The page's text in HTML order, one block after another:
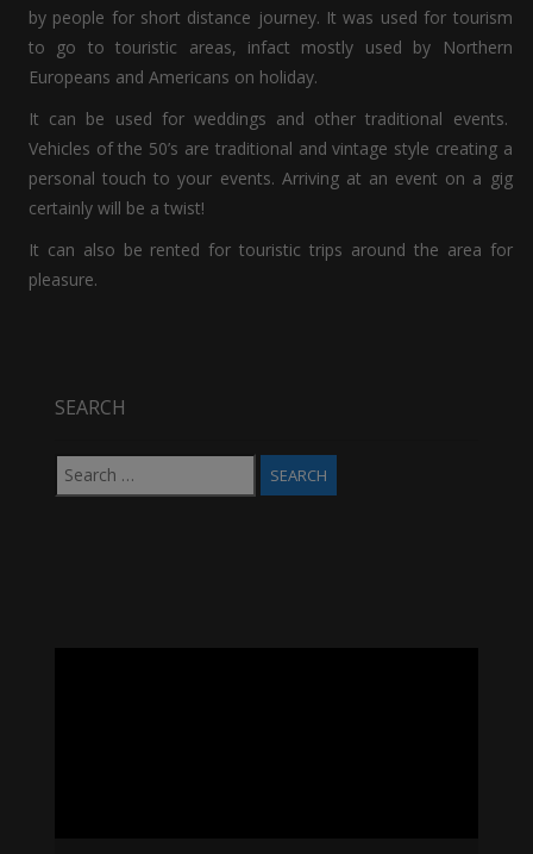
by people for short distance journey. It was used for tourism
to go to touristic areas, infact mostly used by Northern
Europeans and Americans on holiday.
It can be used for weddings and other traditional events.
Vehicles of the 50’s are traditional and vintage style creating a
personal touch to your events. Arriving at an event on a gig
certainly will be a twist!
It can also be rented for touristic trips around the area for
pleasure.
SEARCH
Search
for: